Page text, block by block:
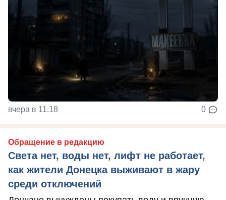
вчера в 11:18 0
Обращение в редакцию
Света нет, воды нет, лифт не работает,
как жители Донецка выживают в жару
среди отключений